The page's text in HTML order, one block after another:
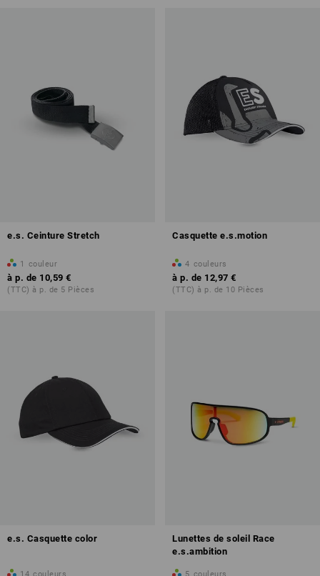
e.s. Ceinture Stretch
1 couleur
à p. de 10,59 €
(TTC) à p. de 5 Pièces
Casquette e.s.motion
4 couleurs
à p. de 12,97 €
(TTC) à p. de 10 Pièces
e.s. Casquette color
Lunettes de soleil Race
e.s.ambition